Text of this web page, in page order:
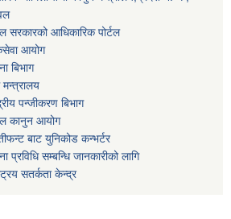
सरकारको आधिकारिक पोर्टल
आयोग
बिभाग
मन्त्रालय
पन्जीकरण बिभाग
कानुन आयोग
बाट युनिकोड कन्भर्टर
प्रविधि सम्बन्धि जानकारीको लागि
सतर्कता केन्द्र